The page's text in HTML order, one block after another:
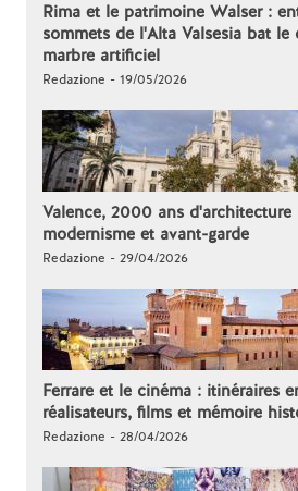
Rima et le patrimoine Walser :
sommets de l'Alta Valsesia bat
marbre artificiel
Redazione - 19/05/2026
Valence, 2000 ans d'architecture
modernisme et avant-garde
Redazione - 29/04/2026
Ferrare et le cinéma : itinéraires
réalisateurs, films et mémoire
Redazione - 28/04/2026